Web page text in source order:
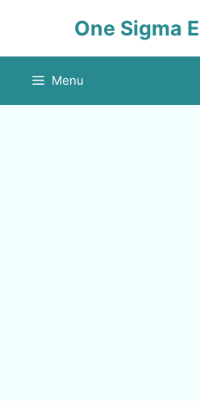
One Sigma
Menu